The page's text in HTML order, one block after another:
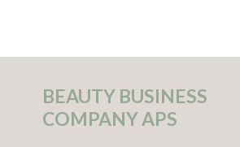
BEAUTY BUSINESS
COMPANY APS